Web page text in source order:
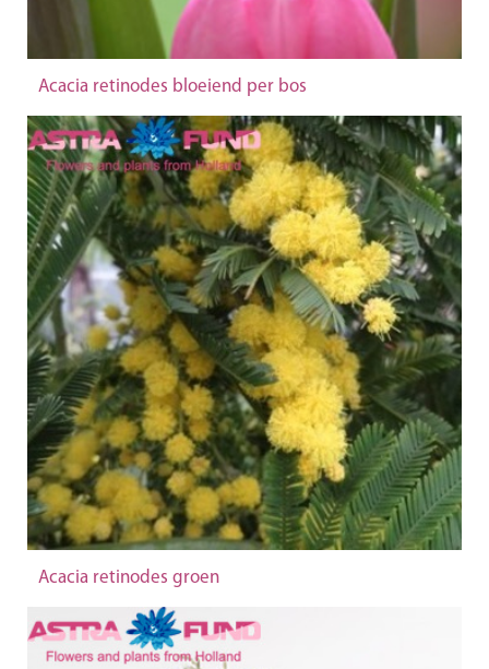
Acacia retinodes bloeiend per bos
Acacia retinodes groen